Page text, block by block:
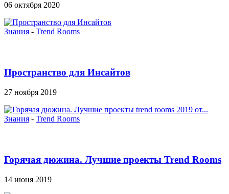
06 октября 2020
Знания - Trend Rooms
Пространство для Инсайтов
27 ноября 2019
Знания - Trend Rooms
Горячая дюжина. Лучшие проекты Trend Rooms
14 июня 2019